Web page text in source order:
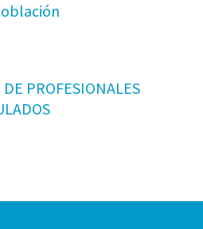
PROFESIONALES